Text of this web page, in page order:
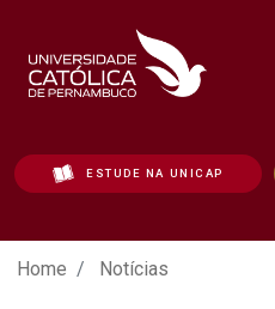
ESTUDE NA UNICAP
Notícias - Unicap
Home Notícias